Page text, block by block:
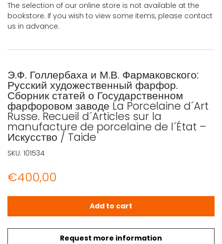
The selection of our online store is not available at the
bookstore. If you wish to view some items, please contact
us in advance.
Э.Ф. Голлербаха и М.В. Фармаковского:
Русский художественный фарфор.
Сборник статей о Государственном
фарфоровом заводе La Porcelaine d´Art
Russe. Recueil d´Articles sur la
manufacture de porcelaine de l´État –
Искусство / Taide
€400,00
Request more information
Э.Ф. Голлербаха и М.В. Фармаковского: Русский
Add to cart
SKU: 101534